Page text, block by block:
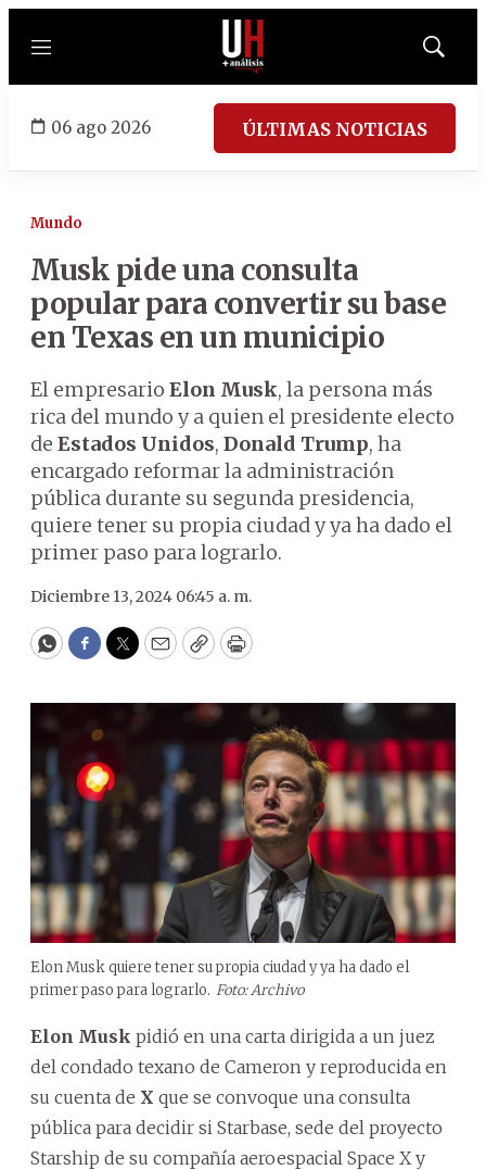
Menú
Mostrar
06 ago 2026 ÚLTIMAS NOTICIAS
Mundo
Musk pide una consulta
popular para convertir su base
en Texas en un municipio
El empresario Elon Musk, la persona más
rica del mundo y a quien el presidente electo
de Estados Unidos, Donald Trump, ha
encargado reformar la administración
pública durante su segunda presidencia,
quiere tener su propia ciudad y ya ha dado el
primer paso para lograrlo.
Diciembre 13, 2024 06:45 a. m.
WhatsApp
Facebook
Twitter
EmailCopyPrint
Elon Musk quiere tener su propia ciudad y ya ha dado el
primer paso para lograrlo. Foto: Archivo
Elon Musk pidió en una carta dirigida a un juez
del condado texano de Cameron y reproducida en
su cuenta de X que se convoque una consulta
pública para decidir si Starbase, sede del proyecto
Starship de su compañía aeroespacial Space X y